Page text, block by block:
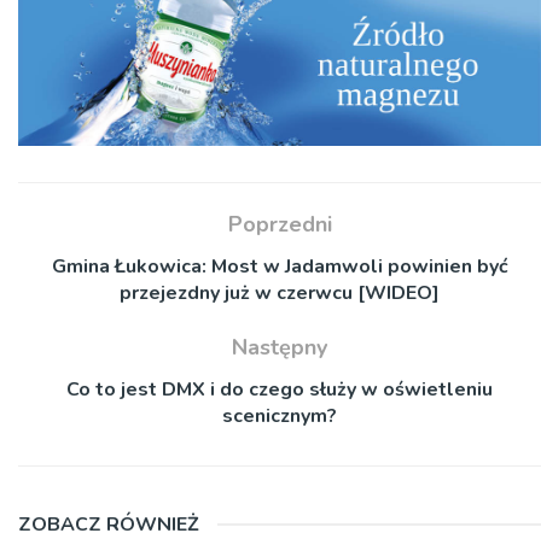
Poprzedni
Gmina Łukowica: Most w Jadamwoli powinien być
przejezdny już w czerwcu [WIDEO]
Następny
Co to jest DMX i do czego służy w oświetleniu
scenicznym?
ZOBACZ RÓWNIEŻ